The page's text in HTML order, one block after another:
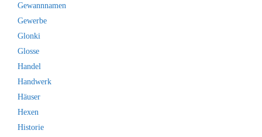
Gewannnamen
Gewerbe
Glonki
Glosse
Handel
Handwerk
Häuser
Hexen
Historie